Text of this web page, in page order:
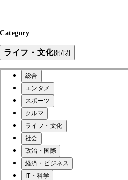
Category
ライフ・文化開/閉
総合
エンタメ
スポーツ
クルマ
ライフ・文化
社会
政治・国際
経済・ビジネス
IT・科学